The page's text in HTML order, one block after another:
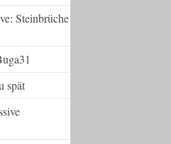
Steinbrüche
spät